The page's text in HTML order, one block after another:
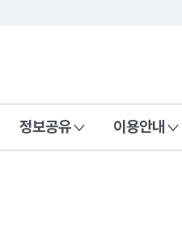
정보공유 이용안내